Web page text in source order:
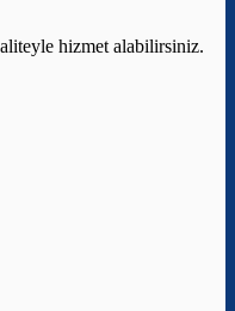
hizmet alabilirsiniz.